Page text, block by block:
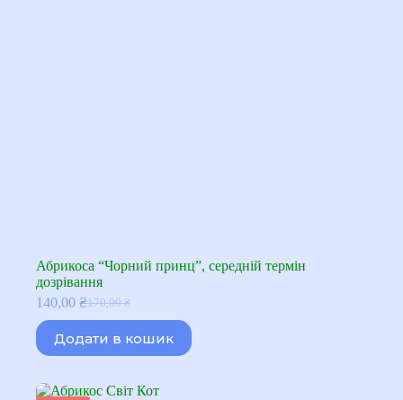
Абрикоса “Чорний принц”, середній термін
дозрівання
170,00₴
Оригінальна
170,00 ₴.
140,00 ₴Поточна
140,00 ₴.
Додати в кошик